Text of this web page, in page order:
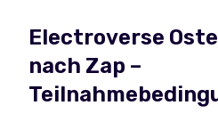
Electroverse
nach Zap –